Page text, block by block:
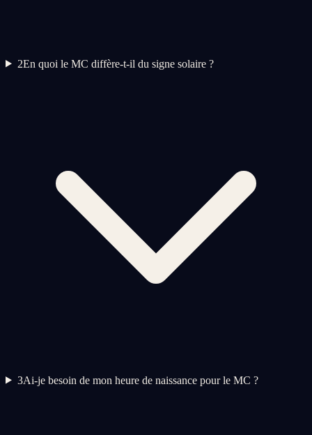
2En quoi le MC diffère-t-il du signe solaire ?
3Ai-je besoin de mon heure de naissance pour le MC ?